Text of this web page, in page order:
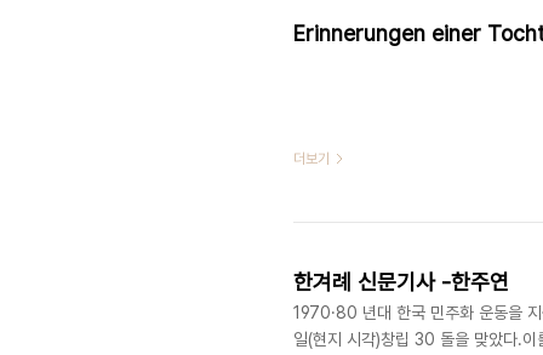
Erinnerungen einer
더보기
한겨례 신문기사 -한주연
1970·80 년대 한국 민주화 운동을
일(현지 시각)창립 30 돌을 맞았다.